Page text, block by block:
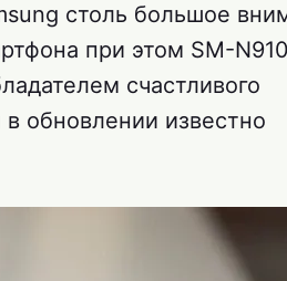
столь большое
при этом SM-
счастливого
обновлении известно